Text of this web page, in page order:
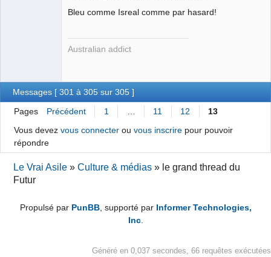
Bleu comme Isreal comme par hasard!
Australian addict
Messages [ 301 à 305 sur 305 ]
Pages Précédent 1 11 12
13
Vous devez vous connecterou vous inscrirepour pouvoir
répondre
Le Vrai Asile »Culture & médias » le grand thread du
Futur
Propulsé par PunBB, supporté par Informer Technologies,
Inc.
Généré en 0,037 secondes, 66 requêtes exécutées